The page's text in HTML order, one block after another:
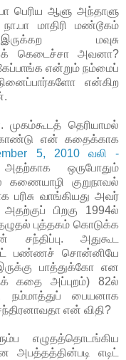
பெரிய ஆளு அந்தாளு
மாதிரி மண்டூகம்
மவுசு
கெடைச்சா அவனா?
என்றும் நம்மைப்
என்கிற
தெரியாமல்
என் கதைக்காக
5, 2010 வலி -
ஒருபோதும்
கணையாழி குறுநாவல்
பரிசு வாங்கியது அவர்
பிறகு 1994ல்
புத்தகம் கொடுக்க
சந்திப்பு. அதுகூட
பண்ணச் சொன்னியே
பாத்துக்கோ என
கதை அப்புறம்) 82ல்
நம்மாத்துப் பையனாக
என் விதி?
எழுதத்தொடங்கிய
அபத்தத்தின்படி எடிட்